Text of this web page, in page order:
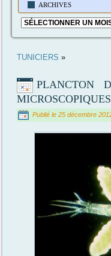
ARCHIVES
Archives
TUNICIERS »
PLANCTON
Publié le 25 décembre